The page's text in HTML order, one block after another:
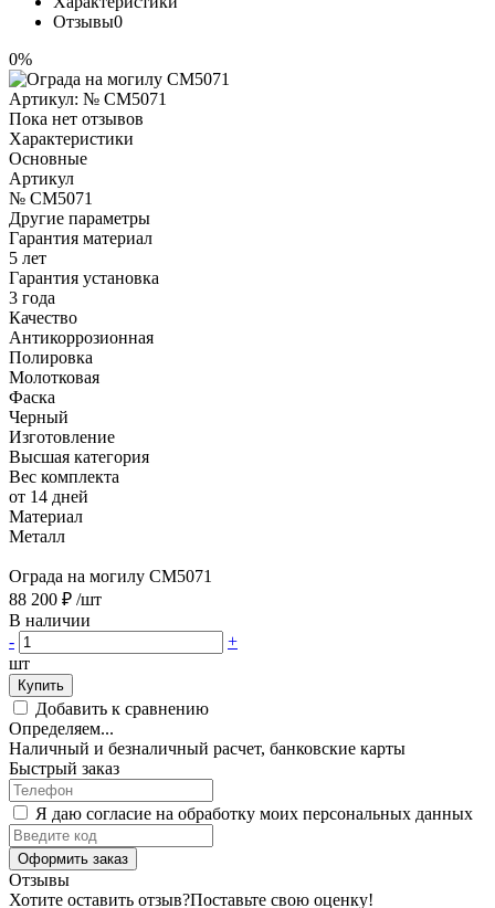
Отзывы0
0%
Артикул: № CM5071
Пока нет отзывов
Характеристики
Основные
Артикул
№ CM5071
Другие параметры
Гарантия материал
5 лет
Гарантия установка
3 года
Качество
Антикоррозионная
Полировка
Молотковая
Фаска
Черный
Изготовление
Высшая категория
Вес комплекта
от 14 дней
Материал
Металл
Ограда на могилу CM5071
88 200 ₽ /шт
В наличии
-
+
шт
Купить
Добавить к сравнению
Определяем...
Наличный и безналичный расчет, банковские карты
Быстрый заказ
Я даю согласие на обработку моих персональных данных
Оформить заказ
Отзывы
Хотите оставить отзыв?Поставьте свою оценку!